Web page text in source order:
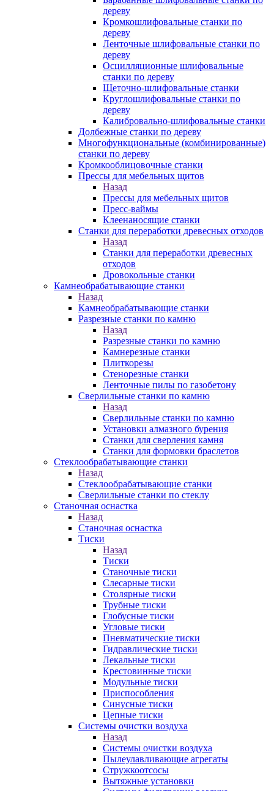
дереву
Кромкошлифовальные станки по
дереву
Ленточные шлифовальные станки по
дереву
Осцилляционные шлифовальные
станки по дереву
Щеточно-шлифовальные станки
Круглошлифовальные станки по
дереву
Калибровально-шлифовальные станки
Долбежные станки по дереву
Многофункциональные (комбинированные)
станки по дереву
Кромкооблицовочные станки
Прессы для мебельных щитов
Назад
Прессы для мебельных щитов
Пресс-ваймы
Клеенаносящие станки
Станки для переработки древесных отходов
Назад
Станки для переработки древесных
отходов
Дровокольные станки
Камнеобрабатывающие станки
Назад
Камнеобрабатывающие станки
Разрезные станки по камню
Назад
Разрезные станки по камню
Камнерезные станки
Плиткорезы
Стенорезные станки
Ленточные пилы по газобетону
Сверлильные станки по камню
Назад
Сверлильные станки по камню
Установки алмазного бурения
Станки для сверления камня
Станки для формовки браслетов
Стеклообрабатывающие станки
Назад
Стеклообрабатывающие станки
Сверлильные станки по стеклу
Станочная оснастка
Назад
Станочная оснастка
Тиски
Назад
Тиски
Станочные тиски
Слесарные тиски
Столярные тиски
Трубные тиски
Глобусные тиски
Угловые тиски
Пневматические тиски
Гидравлические тиски
Лекальные тиски
Крестовинные тиски
Модульные тиски
Приспособления
Синусные тиски
Цепные тиски
Системы очистки воздуха
Назад
Системы очистки воздуха
Пылеулавливающие агрегаты
Стружкоотсосы
Вытяжные установки